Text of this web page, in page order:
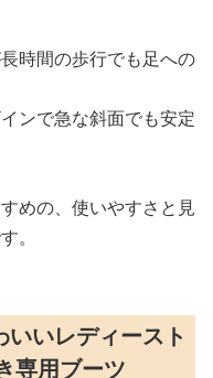
時間の歩行でも足への
ンで急な斜面でも安定
めの、使いやすさと見
。
いレディースト
専用ブーツ